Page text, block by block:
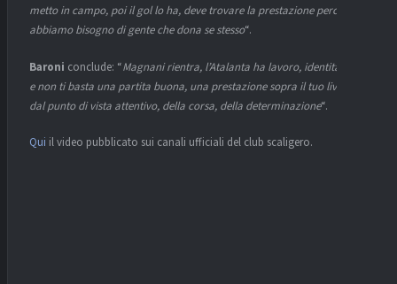
metto in campo, poi il gol lo ha, deve trovare la prestazione perché
abbiamo bisogno di gente che dona se stesso“.
Baroni conclude: “Magnani rientra, l’Atalanta ha lavoro, identità forte
e non ti basta una partita buona, una prestazione sopra il tuo livello
dal punto di vista attentivo, della corsa, della determinazione“.
Qui il video pubblicato sui canali ufficiali del club scaligero.